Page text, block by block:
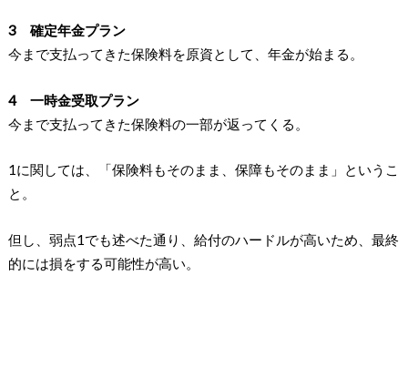
3 確定年金プラン
今まで支払ってきた保険料を原資として、年金が始まる。
4 一時金受取プラン
今まで支払ってきた保険料の一部が返ってくる。
1に関しては、「保険料もそのまま、保障もそのまま」というこ
と。
但し、弱点1でも述べた通り、給付のハードルが高いため、最終
的には損をする可能性が高い。